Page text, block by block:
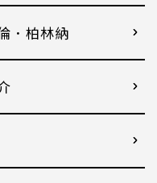
．柏林納